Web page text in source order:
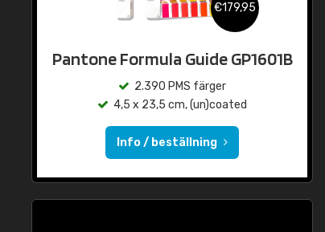
€179,95
Pantone Formula Guide GP1601B
2.390 PMS färger
4,5 x 23,5 cm, (un)coated
Info / beställning